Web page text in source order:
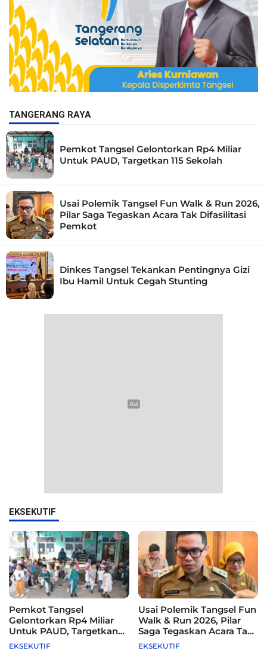
TANGERANG RAYA
Pemkot Tangsel Gelontorkan Rp4 Miliar
Untuk PAUD, Targetkan 115 Sekolah
Usai Polemik Tangsel Fun Walk & Run 2026,
Pilar Saga Tegaskan Acara Tak Difasilitasi
Pemkot
Dinkes Tangsel Tekankan Pentingnya Gizi
Ibu Hamil Untuk Cegah Stunting
EKSEKUTIF
Pemkot Tangsel
Gelontorkan Rp4 Miliar
Untuk PAUD, Targetkan
115 Sekolah
EKSEKUTIF
Usai Polemik Tangsel Fun
Walk & Run 2026, Pilar
Saga Tegaskan Acara Tak
Difasilitasi Pemkot
EKSEKUTIF